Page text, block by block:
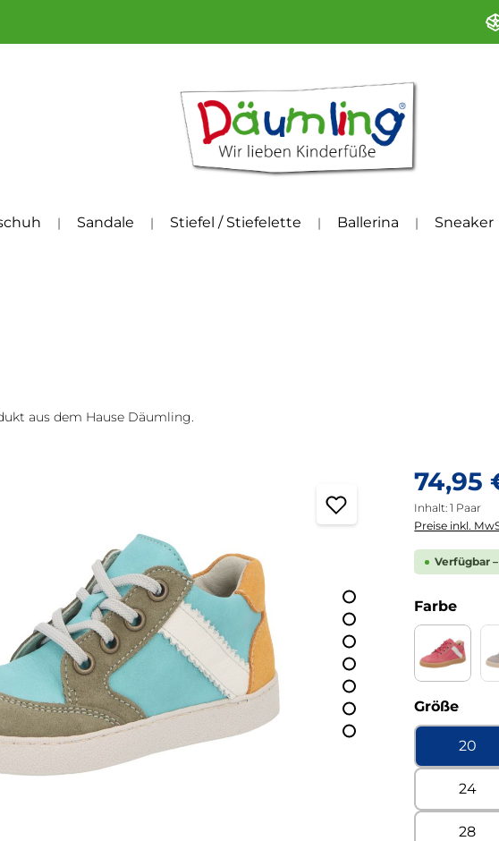
Sandale Stiefel / Stiefelette Ballerina Sneaker
aus dem Hause Däumling.
Regulärer
74,95
Inhalt:1 Paar
Preise inkl.
Verfügbar
Farbe
Größe
20
24
28